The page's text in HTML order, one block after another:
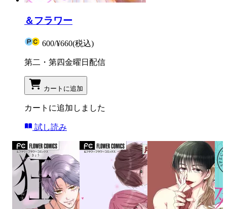
＆フラワー
600/¥660(税込)
第二・第四金曜日配信
カートに追加
カートに追加しました
試し読み